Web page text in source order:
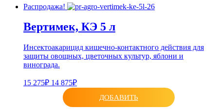
Распродажа!
Вертимек, КЭ 5 л
Инсектоакарицид кишечно-контактного действия для
защиты овощных, цветочных культур, яблони и
винограда.
15 275₽ 14 875₽
ДОБАВИТЬ